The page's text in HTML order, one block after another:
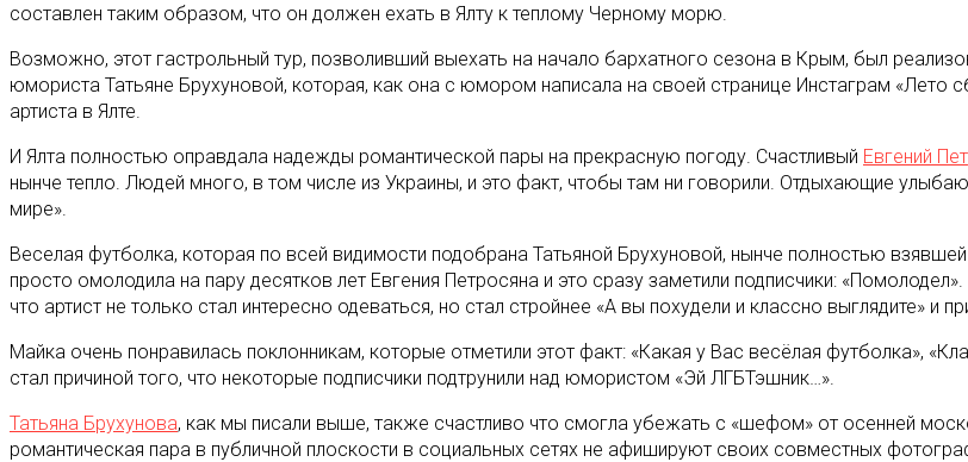
составлен таким образом, что он должен ехать в Ялту к теплому Черному морю.
Возможно, этот гастрольный тур, позволивший выехать на начало бархатного сезона в Крым, был
юмориста Татьяне Брухуновой, которая, как она с юмором написала на своей странице Инстаграм
артиста в Ялте.
И Ялта полностью оправдала надежды романтической пары на прекрасную погоду. Счастливый Евгений
нынче тепло. Людей много, в том числе из Украины, и это факт, чтобы там ни говорили. Отдыхающие
мире».
Веселая футболка, которая по всей видимости подобрана Татьяной Брухуновой, нынче полностью
просто омолодила на пару десятков лет Евгения Петросяна и это сразу заметили подписчики:
что артист не только стал интересно одеваться, но стал стройнее «А вы похудели и классно выглядите» и
Майка очень понравилась поклонникам, которые отметили этот факт: «Какая у Вас весёлая футболка»,
стал причиной того, что некоторые подписчики подтрунили над юмористом «Эй ЛГБТэшник…».
Татьяна Брухунова, как мы писали выше, также счастливо что смогла убежать с «шефом» от осенней
романтическая пара в публичной плоскости в социальных сетях не афишируют своих совместных